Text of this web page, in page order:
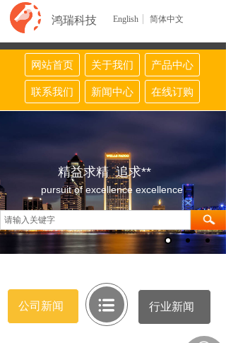
鸿瑞科技 English 简体中文
网站首页 关于我们 产品中心
联系我们 新闻中心 在线订购
精益求精 追求**
pursuit of excellence excellence
公司新闻 行业新闻